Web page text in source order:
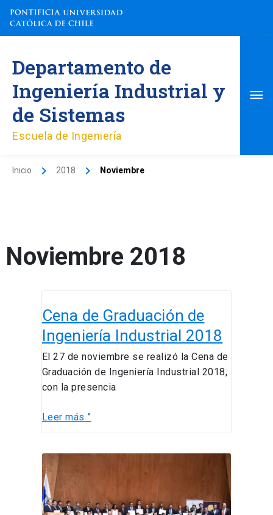
contenido
Departamento de
Ingeniería Industrial y
de Sistemas
Escuela de Ingeniería
Inicio 2018 Noviembre
Noviembre 2018
Cena de Graduación de
Ingeniería Industrial 2018
El 27 de noviembre se realizó la Cena de
Graduación de Ingeniería Industrial 2018,
con la presencia
de
Graduación
de
Ingeniería
Industrial
2018
Leer más ”
Ceremonia
de
Graduación
del